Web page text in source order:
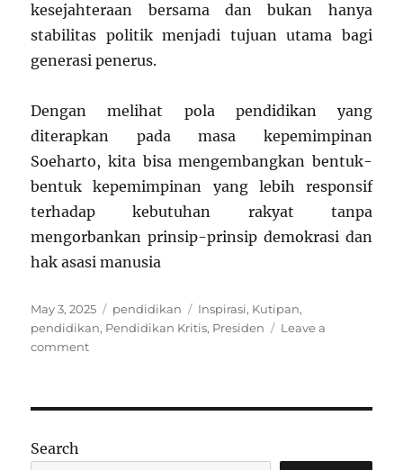
kesejahteraan bersama dan bukan hanya
stabilitas politik menjadi tujuan utama bagi
generasi penerus.
Dengan melihat pola pendidikan yang
diterapkan pada masa kepemimpinan
Soeharto, kita bisa mengembangkan bentuk-
bentuk kepemimpinan yang lebih responsif
terhadap kebutuhan rakyat tanpa
mengorbankan prinsip-prinsip demokrasi dan
hak asasi manusia
Posted
on
May 3, 2025 Categories
pendidikan Tags
Inspirasi, Kutipan,
pendidikan, Pendidikan Kritis, Presiden
Leave a
commenton
dan
Search